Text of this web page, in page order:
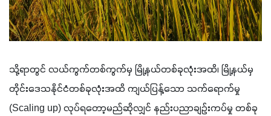
သို့ရာတွင် လယ်ကွက်တစ်ကွက်မှ မြို့နယ်တစ်ခုလုံးအထိ၊ မြို့နယ်မှ
တိုင်းဒေသနိုင်ငံတစ်ခုလုံးအထိ ကျယ်ပြန့်သော သက်ရောက်မှု
(Scaling up) လုပ်ရတော့မည်ဆိုလျှင် နည်းပညာချဉ်းကပ်မှု တစ်ခု